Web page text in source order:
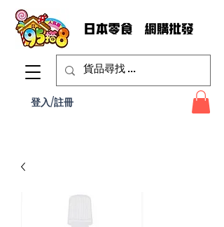
登入/註冊